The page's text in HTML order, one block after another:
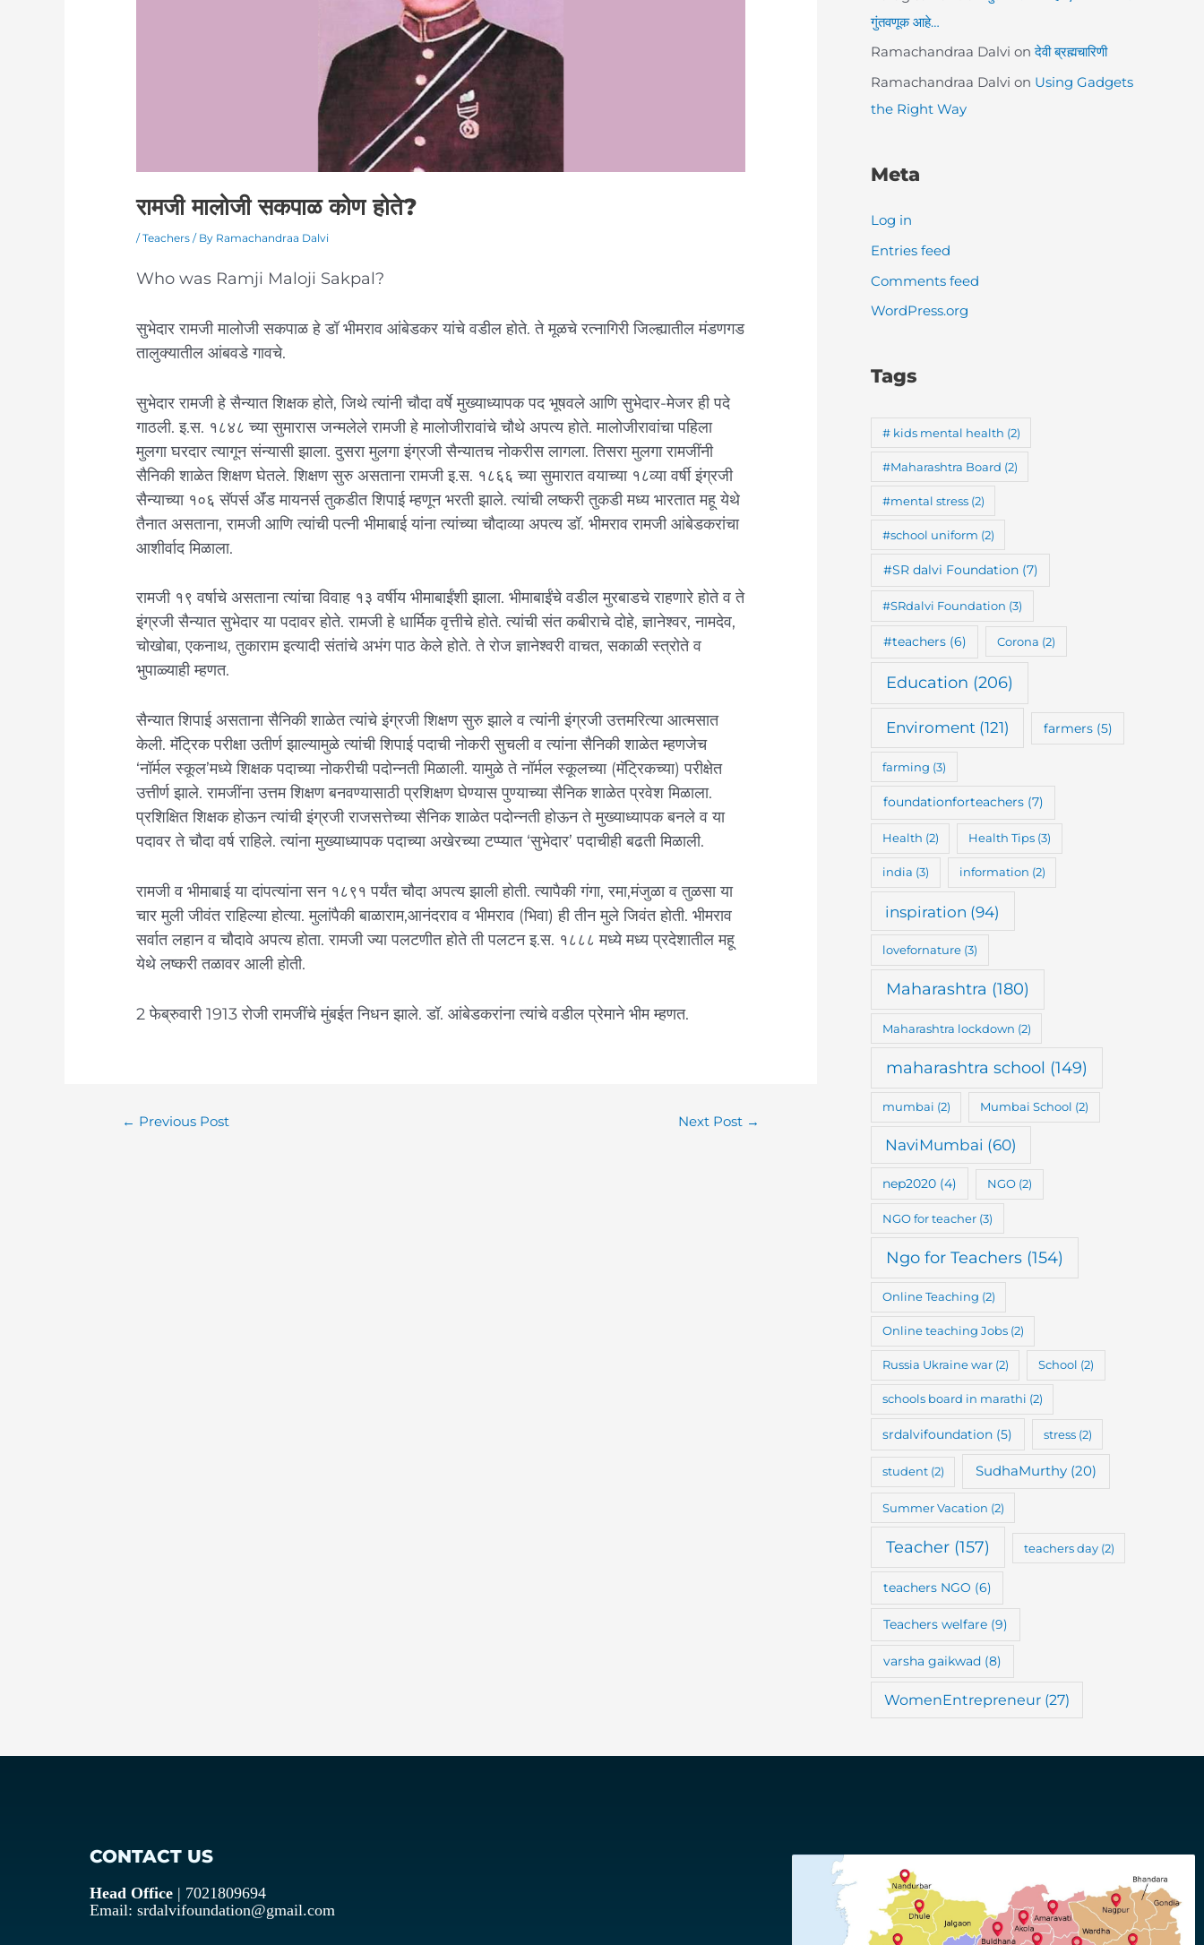
रामजी मालोजी सकपाळ कोण होते?
/Teachers / By Ramachandraa Dalvi
Who was Ramji Maloji Sakpal?
सुभेदार रामजी मालोजी सकपाळ हे डॉ भीमराव आंबेडकर यांचे वडील होते. ते मूळचे रत्नागिरी जिल्ह्यातील मंडणगड
तालुक्यातील आंबवडे गावचे.
सुभेदार रामजी हे सैन्यात शिक्षक होते, जिथे त्यांनी चौदा वर्षे मुख्याध्यापक पद भूषवले आणि सुभेदार-मेजर ही पदे
गाठली. इ.स. १८४८ च्या सुमारास जन्मलेले रामजी हे मालोजीरावांचे चौथे अपत्य होते. मालोजीरावांचा पहिला
मुलगा घरदार त्यागून संन्यासी झाला. दुसरा मुलगा इंग्रजी सैन्यातच नोकरीस लागला. तिसरा मुलगा रामजींनी
सैनिकी शाळेत शिक्षण घेतले. शिक्षण सुरु असताना रामजी इ.स. १८६६ च्या सुमारात वयाच्या १८व्या वर्षी इंग्रजी
सैन्याच्या १०६ सॅपर्स ॲंड मायनर्स तुकडीत शिपाई म्हणून भरती झाले. त्यांची लष्करी तुकडी मध्य भारतात महू येथे
तैनात असताना, रामजी आणि त्यांची पत्नी भीमाबाई यांना त्यांच्या चौदाव्या अपत्य डॉ. भीमराव रामजी आंबेडकरांचा
आशीर्वाद मिळाला.
रामजी १९ वर्षाचे असताना त्यांचा विवाह १३ वर्षीय भीमाबाईंशी झाला. भीमाबाईंचे वडील मुरबाडचे राहणारे होते व ते
इंग्रजी सैन्यात सुभेदार या पदावर होते. रामजी हे धार्मिक वृत्तीचे होते. त्यांची संत कबीराचे दोहे, ज्ञानेश्वर, नामदेव,
चोखोबा, एकनाथ, तुकाराम इत्यादी संतांचे अभंग पाठ केले होते. ते रोज ज्ञानेश्वरी वाचत, सकाळी स्त्रोते व
भुपाळ्याही म्हणत.
सैन्यात शिपाई असताना सैनिकी शाळेत त्यांचे इंग्रजी शिक्षण सुरु झाले व त्यांनी इंग्रजी उत्तमरित्या आत्मसात
केली. मॅट्रिक परीक्षा उतीर्ण झाल्यामुळे त्यांची शिपाई पदाची नोकरी सुचली व त्यांना सैनिकी शाळेत म्हणजेच
‘नॉर्मल स्कूल’मध्ये शिक्षक पदाच्या नोकरीची पदोन्नती मिळाली. यामुळे ते नॉर्मल स्कूलच्या (मॅट्रिकच्या) परीक्षेत
उत्तीर्ण झाले. रामजींना उत्तम शिक्षण बनवण्यासाठी प्रशिक्षण घेण्यास पुण्याच्या सैनिक शाळेत प्रवेश मिळाला.
प्रशिक्षित शिक्षक होऊन त्यांची इंग्रजी राजसत्तेच्या सैनिक शाळेत पदोन्नती होऊन ते मुख्याध्यापक बनले व या
पदावर ते चौदा वर्ष राहिले. त्यांना मुख्याध्यापक पदाच्या अखेरच्या टप्प्यात ‘सुभेदार’ पदाचीही बढती मिळाली.
रामजी व भीमाबाई या दांपत्यांना सन १८९१ पर्यंत चौदा अपत्य झाली होती. त्यापैकी गंगा, रमा,मंजुळा व तुळसा या
चार मुली जीवंत राहिल्या होत्या. मुलांपैकी बाळाराम,आनंदराव व भीमराव (भिवा) ही तीन मुले जिवंत होती. भीमराव
सर्वात लहान व चौदावे अपत्य होता. रामजी ज्या पलटणीत होते ती पलटन इ.स. १८८८ मध्ये मध्य प्रदेशातील महू
येथे लष्करी तळावर आली होती.
2 फेब्रुवारी 1913 रोजी रामजींचे मुंबईत निधन झाले. डॉ. आंबेडकरांना त्यांचे वडील प्रेमाने भीम म्हणत.
← Previous Post Next Post →
गुंतवणूक आहे…
Ramachandraa Dalvi onदेवी ब्रह्मचारिणी
Ramachandraa Dalvi on Using Gadgets
the Right Way
Meta
Log in
Entries feed
Comments feed
WordPress.org
Tags
# kids mental health (2)
#Maharashtra Board (2)
#mental stress(2)
#school uniform (2)
#SR dalvi Foundation(7)
#SRdalvi Foundation (3)
#teachers(6) Corona (2)
Education (206)
Enviroment(121) farmers(5)
farming (3)
foundationforteachers(7)
Health (2) Health Tips (3)
india (3) information (2)
inspiration (94)
lovefornature(3)
Maharashtra (180)
Maharashtra lockdown (2)
maharashtra school (149)
mumbai (2) Mumbai School (2)
NaviMumbai (60)
nep2020 (4) NGO (2)
NGO for teacher(3)
Ngo for Teachers(154)
Online Teaching (2)
Online teaching Jobs(2)
Russia Ukraine war(2) School (2)
schools board in marathi (2)
srdalvifoundation (5) stress(2)
student(2) SudhaMurthy (20)
Summer Vacation (2)
Teacher(157) teachers day(2)
teachers NGO (6)
Teachers welfare(9)
varsha gaikwad(8)
WomenEntrepreneur (27)
CONTACT US
Head Office | 7021809694
Email: srdalvifoundation@gmail.com